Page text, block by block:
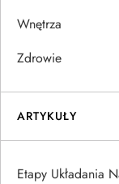
Wnętrza
Zdrowie
ARTYKUŁY
Etapy Układania